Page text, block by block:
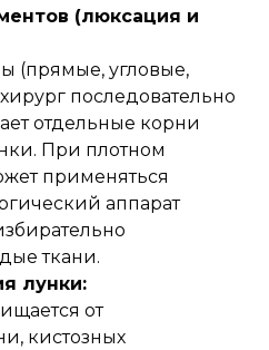
(люксация и
(прямые, угловые,
последовательно
отдельные корни
При плотном
применяться
аппарат
ткани.
лунки:
от
кистозных